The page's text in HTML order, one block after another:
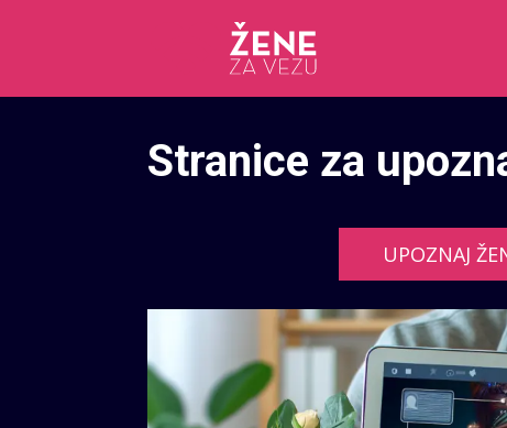
Stranice za
UPOZNAJ